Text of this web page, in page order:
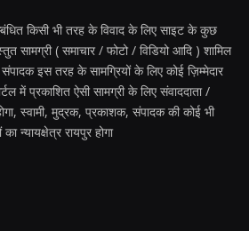
किसी भी तरह के विवाद के लिए साइट के कुछ
सामग्री ( समाचार / फोटो / विडियो आदि ) शामिल
इस तरह के सामग्रियों के लिए कोई ज़िम्मेदार
में प्रकाशित ऐसी सामग्री के लिए संवाददाता /
स्वामी, मुद्रक, प्रकाशक, संपादक की कोई भी
का न्यायक्षेत्र रायपुर होगा